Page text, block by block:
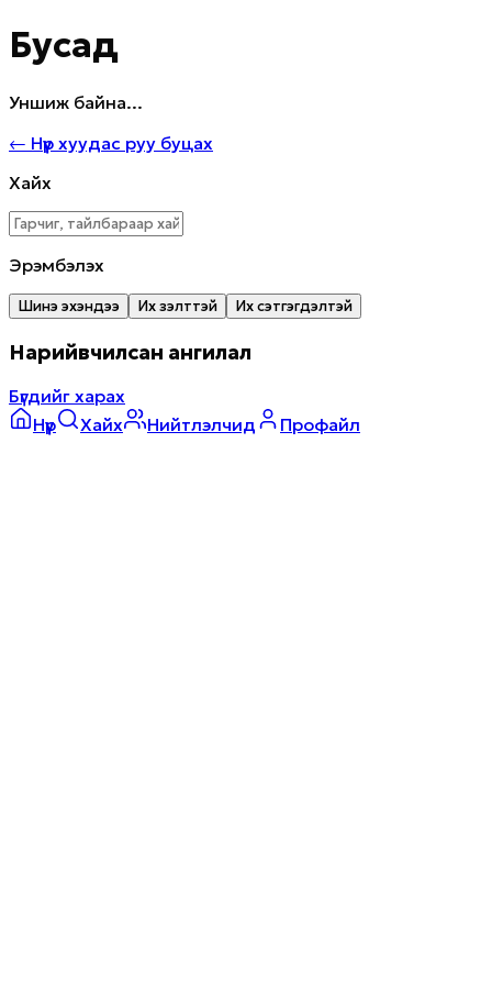
Бусад
Уншиж байна...
← Нүүр хуудас руу буцах
Хайх
Эрэмбэлэх
Шинэ эхэндээ Их үзэлттэй Их сэтгэгдэлтэй
Нарийвчилсан ангилал
Бүгдийг харах
Нүүр
Хайх Нийтлэлчид Профайл